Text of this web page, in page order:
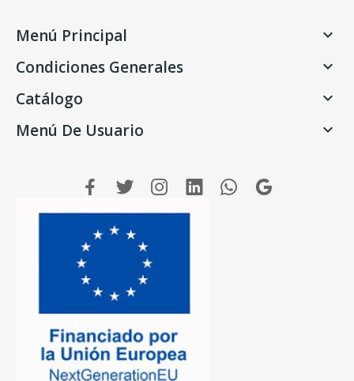
Menú Principal 
Condiciones Generales 
Catálogo 
Menú De Usuario 